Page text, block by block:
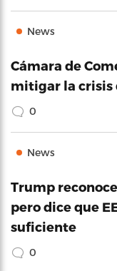
News
Cámara de
mitigar la crisis
0
News
Trump
pero dice que
suficiente
0